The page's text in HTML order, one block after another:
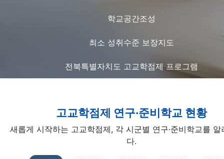
학교공간조성
최소 성취수준 보장지도
전북특별자치도 고교학점제 프로그램
고교학점제 연구·준비학교 현황
새롭게 시작하는 고교학점제, 각 시군별 연구·준비학교를 알
다.